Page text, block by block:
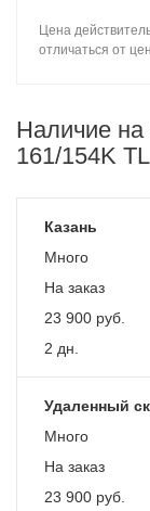
Цена
отличаться от
Наличие на
161/154K TL
Казань
Много
На заказ
23 900 руб.
2 дн.
Удаленный
Много
На заказ
23 900 руб.